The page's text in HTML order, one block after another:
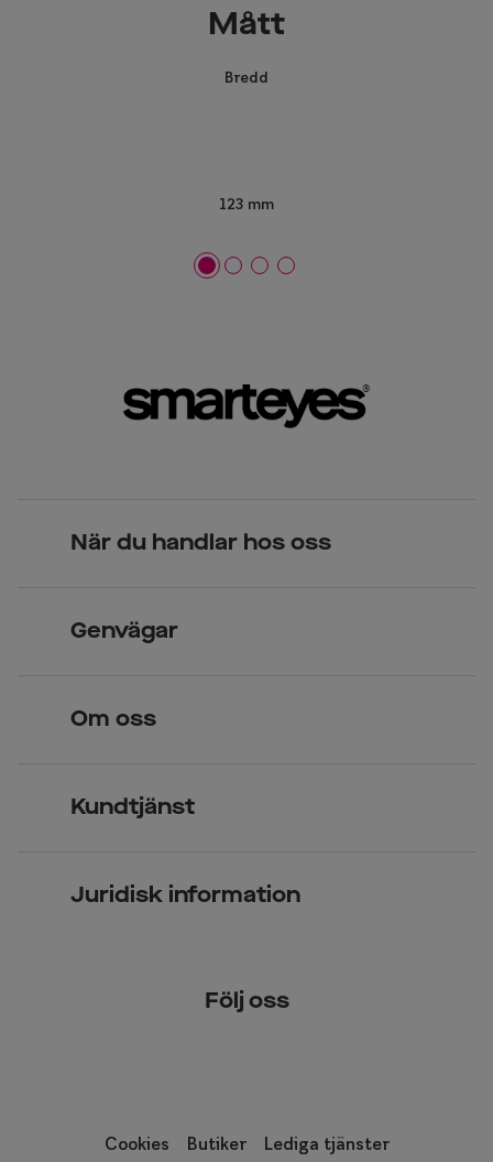
Mått
Bredd
123 mm
När du handlar hos oss
Över 70 butiker
Genvägar
Kontaktlinser
Om oss
Kundtjänst
Juridisk information
Följ oss
Cookies Butiker Lediga tjänster